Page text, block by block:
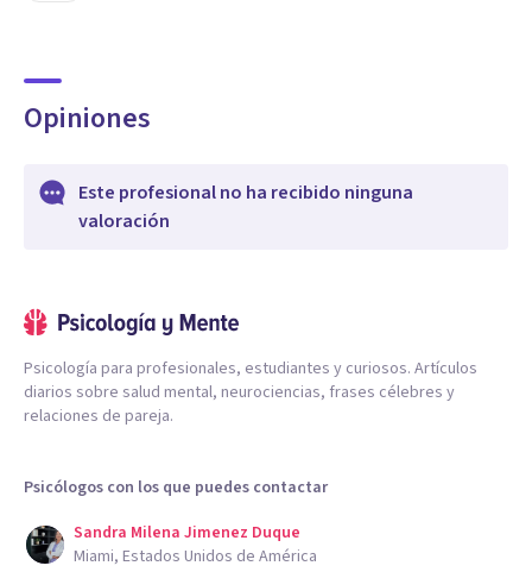
Opiniones
Este profesional no ha recibido ninguna
valoración
Psicología para profesionales, estudiantes y curiosos. Artículos
diarios sobre salud mental, neurociencias, frases célebres y
relaciones de pareja.
Psicólogos con los que puedes contactar
Sandra Milena Jimenez Duque
Miami, Estados Unidos de América